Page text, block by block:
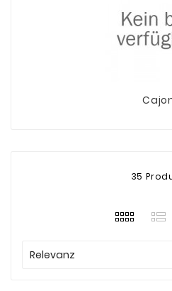
35
Relevanz